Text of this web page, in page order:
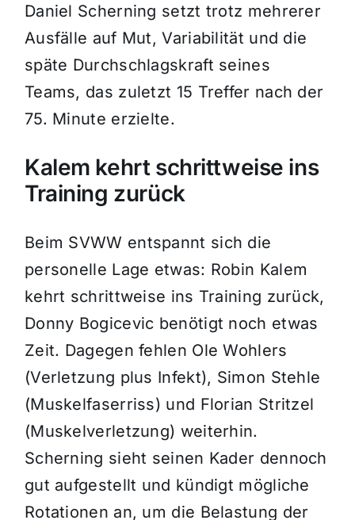
Daniel Scherning setzt trotz mehrerer
Ausfälle auf Mut, Variabilität und die
späte Durchschlagskraft seines
Teams, das zuletzt 15 Treffer nach der
75. Minute erzielte.
Kalem kehrt schrittweise ins
Training zurück
Beim SVWW entspannt sich die
personelle Lage etwas: Robin Kalem
kehrt schrittweise ins Training zurück,
Donny Bogicevic benötigt noch etwas
Zeit. Dagegen fehlen Ole Wohlers
(Verletzung plus Infekt), Simon Stehle
(Muskelfaserriss) und Florian Stritzel
(Muskelverletzung) weiterhin.
Scherning sieht seinen Kader dennoch
gut aufgestellt und kündigt mögliche
Rotationen an, um die Belastung der